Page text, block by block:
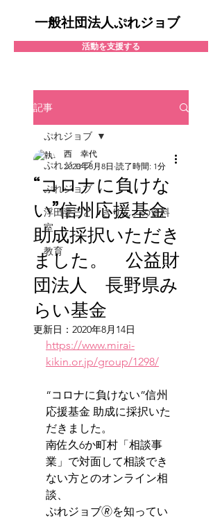
活動を支援する
一般社団法人ぷれジョブ
記事
ぷれジョブ
ぷれジョブ
浮田要三と「きりん」の資料
室
教育
ぷれジョブ
“コロナに負けな
い”信州応援基金
助成採択いただき
ました。 公益財
団法人 長野県み
らい基金
西 幸代
2020年8月8日 読了時間: 1分
更新日： 2020年8月14日
https://www.mirai-
kikin.or.jp/group/1298/
“コロナに負けない”信州
応援基金 助成に採択いた
だきました。
南佐久6か町村「相談事
業」で対面して相談でき
ない方とのオンライン相
談、
ぷれジョブ🄬を知ってい